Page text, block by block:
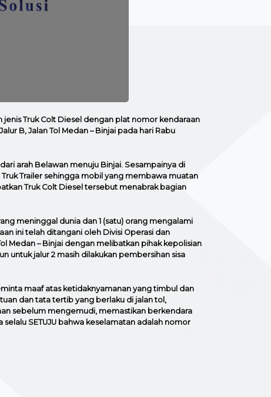
Truk Colt Diesel dengan plat nomor kendaraan
B, Jalan Tol Medan – Binjai pada hari Rabu
arah Belawan menuju Binjai. Sesampainya di
Trailer sehingga mobil yang membawa muatan
Truk Colt Diesel tersebut menabrak bagian
meninggal dunia dan 1 (satu) orang mengalami
ini telah ditangani oleh Divisi Operasi dan
Medan – Binjai dengan melibatkan pihak kepolisian
untuk jalur 2 masih dilakukan pembersihan sisa
maaf atas ketidaknyamanan yang timbul dan
dan tata tertib yang berlaku di jalan tol,
sebelum mengemudi, memastikan berkendara
SETUJU bahwa keselamatan adalah nomor